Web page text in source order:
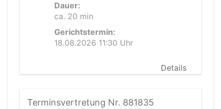
Dauer:
ca. 20 min
Gerichtstermin:
18.08.2026 11:30 Uhr
Details
Terminsvertretung Nr. 881835